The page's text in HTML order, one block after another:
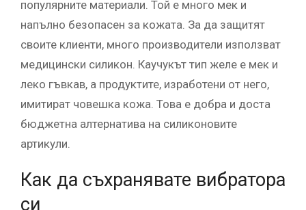
популярните материали. Той е много мек и
напълно безопасен за кожата. За да защитят
своите клиенти, много производители използват
медицински силикон. Каучукът тип желе е мек и
леко гъвкав, а продуктите, изработени от него,
имитират човешка кожа. Това е добра и доста
бюджетна алтернатива на силиконовите
артикули.
Как да съхранявате вибратора
си